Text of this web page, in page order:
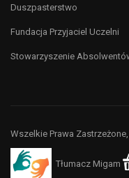
Duszpasterstwo
Fundacja Przyjaciel Uczelni
Stowarzyszenie
Wszelkie Prawa Zastrzeżone,
Tłumacz Migam